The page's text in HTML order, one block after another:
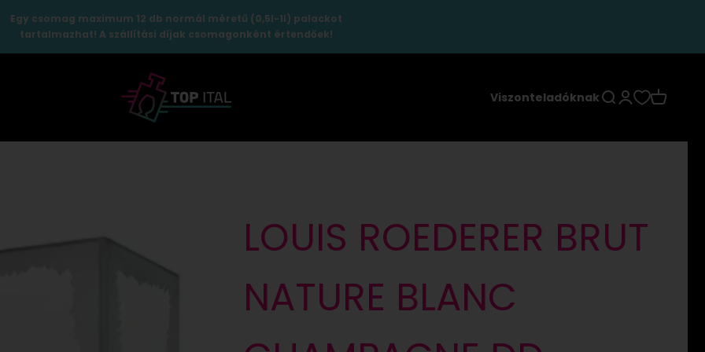
Egy csomag maximum 12 db normál méretű (0,5l-1l) palackot
tartalmazhat! A szállítási díjak csomagonként értendőek!
TopItal
Viszonteladóknak Keresés
Bejelentkezés
Kosár
LOUIS ROEDERER BRUT
NATURE BLANC